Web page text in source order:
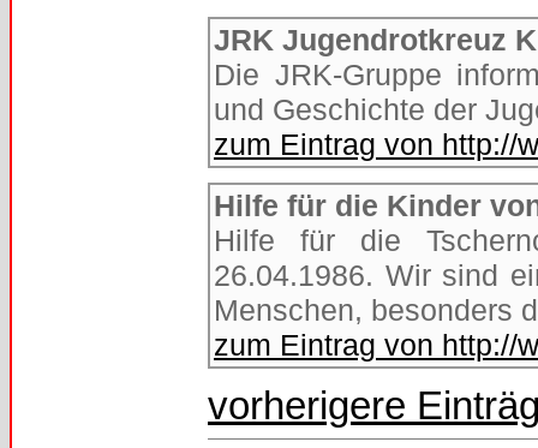
JRK Jugendrotkreuz
Die JRK-Gruppe
und Geschichte der
zum Eintrag von http://
Hilfe für die Kinder
Hilfe für die
26.04.1986. Wir sind
Menschen, besonders
zum Eintrag von http://
vorherigere